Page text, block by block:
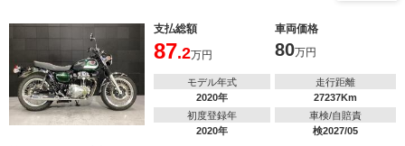
支払総額 車両価格
87.2万円 80万円
モデル年式
2020年
走行距離
27237Km
初度登録年
2020年
車検/自賠責
検2027/05